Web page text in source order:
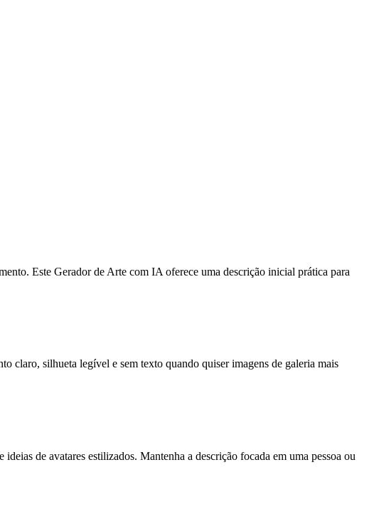
Este Gerador de Arte com IA oferece uma descrição inicial prática para
claro, silhueta legível e sem texto quando quiser imagens de galeria mais
de avatares estilizados. Mantenha a descrição focada em uma pessoa ou